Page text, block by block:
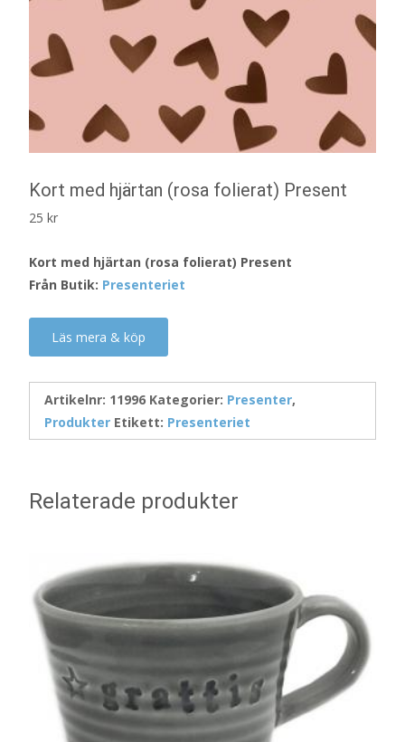
Kort med hjärtan (rosa folierat) Present
25 kr
Kort med hjärtan (rosa folierat) Present
Från Butik: Presenteriet
Läs mera & köp
Artikelnr: 11996 Kategorier: Presenter,
Produkter Etikett: Presenteriet
Relaterade produkter